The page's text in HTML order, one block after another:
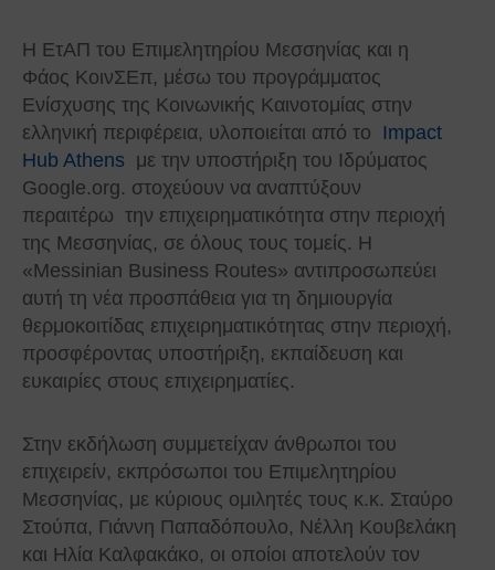
Η ΕτΑΠ του Επιμελητηρίου Μεσσηνίας και η
Φάος ΚοινΣΕπ, μέσω του προγράμματος
Ενίσχυσης της Κοινωνικής Καινοτομίας στην
ελληνική περιφέρεια, υλοποιείται από το Impact
Hub Athens με την υποστήριξη του Ιδρύματος
Google.org. στοχεύουν να αναπτύξουν
περαιτέρω την επιχειρηματικότητα στην περιοχή
της Μεσσηνίας, σε όλους τους τομείς. Η
«Messinian Business Routes» αντιπροσωπεύει
αυτή τη νέα προσπάθεια για τη δημιουργία
θερμοκοιτίδας επιχειρηματικότητας στην περιοχή,
προσφέροντας υποστήριξη, εκπαίδευση και
ευκαιρίες στους επιχειρηματίες.
Στην εκδήλωση συμμετείχαν άνθρωποι του
επιχειρείν, εκπρόσωποι του Επιμελητηρίου
Μεσσηνίας, με κύριους ομιλητές τους κ.κ. Σταύρο
Στούπα, Γιάννη Παπαδόπουλο, Νέλλη Κουβελάκη
και Ηλία Καλφακάκο, οι οποίοι αποτελούν τον